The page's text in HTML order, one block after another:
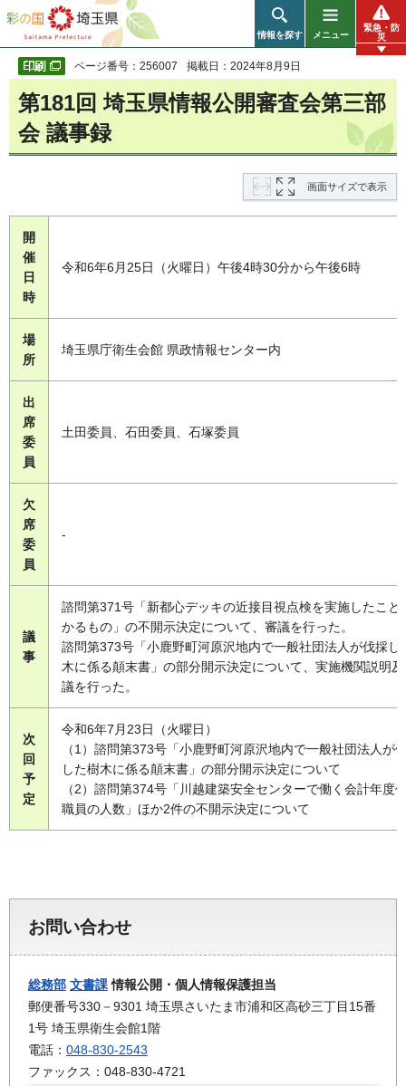
彩の国 埼玉県
情報を探す メニュー
緊急・防
災
ページ番号：256007 掲載日：2024年8月9日
第181回 埼玉県情報公開審査会第三部
会 議事録
画面サイズで表示
開
催
日
時
令和6年6月25日（火曜日）午後4時30分から午後6時
場
所
埼玉県庁衛生会館 県政情報センター内
出
席
委
員
土田委員、石田委員、石塚委員
欠
席
委
員
-
議
事
諮問第371号「新都心デッキの近接目視点検を実施したこと
かるもの」の不開示決定について、審議を行った。
諮問第373号「小鹿野町河原沢地内で一般社団法人が伐採し
木に係る顛末書」の部分開示決定について、実施機関説明
議を行った。
次
回
予
定
令和6年7月23日（火曜日）
（1）諮問第373号「小鹿野町河原沢地内で一般社団法人が
した樹木に係る顛末書」の部分開示決定について
（2）諮問第374号「川越建築安全センターで働く会計年度
職員の人数」ほか2件の不開示決定について
お問い合わせ
総務部 文書課情報公開・個人情報保護担当
郵便番号330－9301 埼玉県さいたま市浦和区高砂三丁目15番
1号 埼玉県衛生会館1階
電話： 048-830-2543
ファックス：048-830-4721